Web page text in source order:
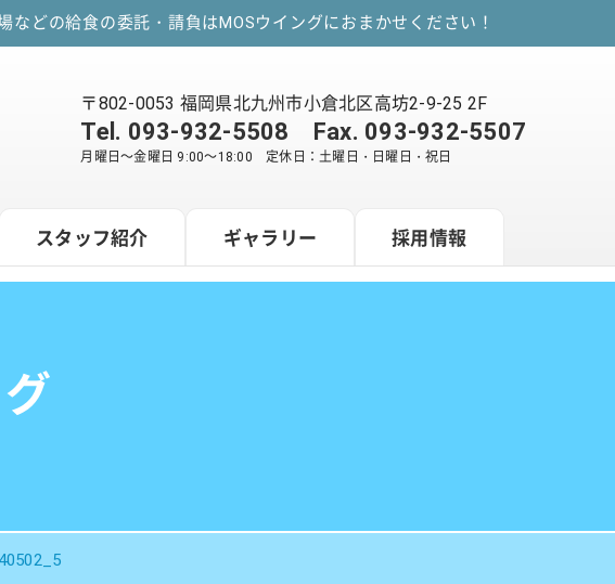
どの給食の委託・請負はMOSウイングにおまかせください！
〒802-0053 福岡県北九州市小倉北区高坊2-9-25 2F
Tel. 093-932-5508 Fax. 093-932-5507
月曜日～金曜日 9:00～18:00 定休日：土曜日・日曜日・祝日
スタッフ紹介 ギャラリー 採用情報